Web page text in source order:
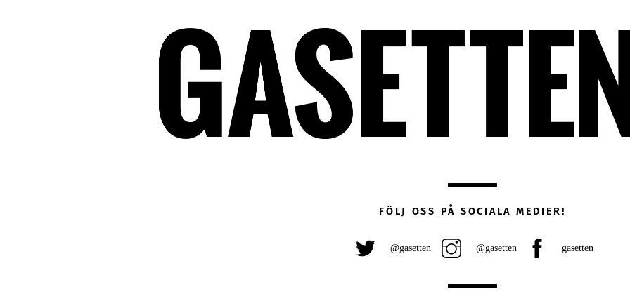
FÖLJ OSS PÅ SOCIALA MEDIER!
@gasetten @gasetten gasetten